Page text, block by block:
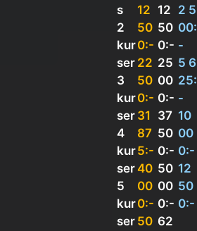
s
2
kur
ser
3
kur
ser
4
kur
ser
5
kur
ser
12
50
0:-
22
50
0:-
31
87
5:-
40
00
0:-
50
12
50
0:-
25
00
0:-
37
50
0:-
50
00
0:-
62
2 5
00:
-
5 6
25:
-
10
00
0:-
12
50
0:-